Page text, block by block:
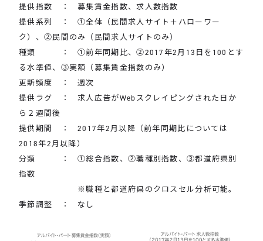
提供指数 ： 募集賃金指数、求人数指数
提供系列 ： ①全体（民間求人サイト＋ハローワー
ク）、②民間のみ（民間求人サイトのみ）
種類 ： ①前年同期比、②2017年2月13日を100とす
る水準値、③実額（募集賃金指数のみ）
更新頻度 ： 週次
提供ラグ ： 求人広告がWebスクレイピングされた日か
ら２週間後
提供期間 ： 2017年2月以降（前年同期比については
2018年2月以降）
分類 ： ①総合指数、②職種別指数、③都道府県別
指数
※職種と都道府県のクロスセル分析可能。
季節調整 ： なし